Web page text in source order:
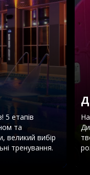
5 етапів
та
великий вибір
тренування.